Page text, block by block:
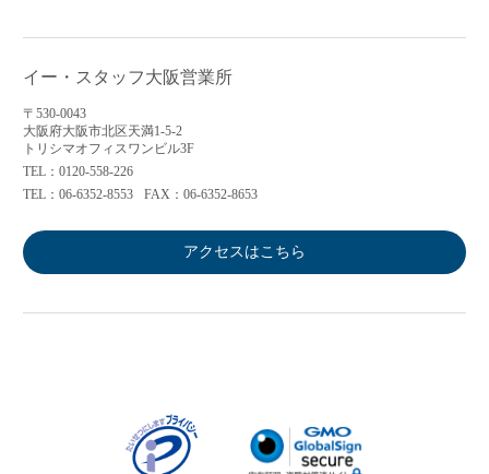
イー・スタッフ大阪営業所
〒530-0043
大阪府大阪市北区天満1-5-2
トリシマオフィスワンビル3F
TEL：0120-558-226
TEL：06-6352-8553
FAX：06-6352-8653
アクセスはこちら